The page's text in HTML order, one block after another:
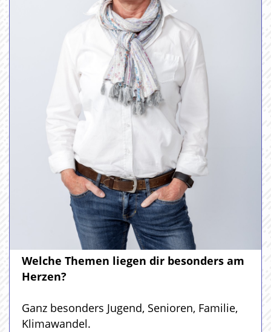
Welche Themen liegen dir besonders am
Herzen?
Ganz besonders Jugend, Senioren, Familie,
Klimawandel.